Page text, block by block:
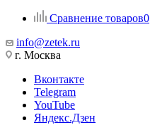
Сравнение товаров0
info@zetek.ru
г. Москва
Вконтакте
Telegram
YouTube
Яндекс.Дзен